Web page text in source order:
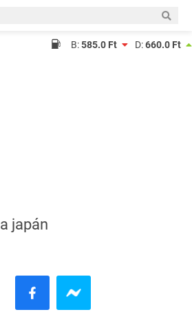
B:585.0 Ft D:660.0 Ft
japán